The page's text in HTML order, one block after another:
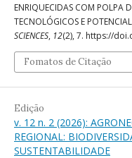
ENRIQUECIDAS COM POLPA
TECNOLÓGICOS E
SCIENCES, 12(2), 7. https://
Fomatos de Citação
Edição
v. 12 n. 2 (2026):
REGIONAL:
SUSTENTABILIDADE